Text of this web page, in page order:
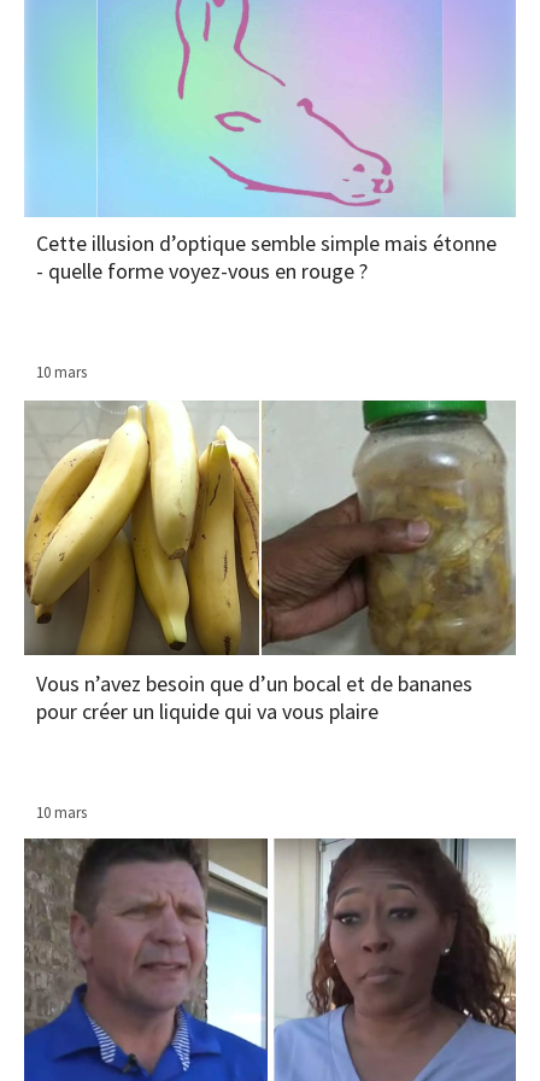
Cette illusion d’optique semble simple mais étonne
- quelle forme voyez-vous en rouge ?
10 mars
Vous n’avez besoin que d’un bocal et de bananes
pour créer un liquide qui va vous plaire
10 mars